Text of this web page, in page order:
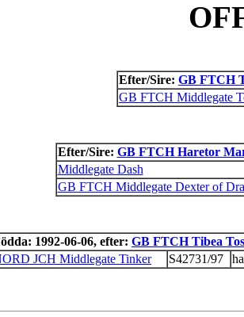
Efter/Sire: GB FTCH
GB FTCH Middlegate
Efter/Sire: GB FTCH Haretor
Middlegate Dash
GB FTCH Middlegate Dexter of
1992-06-06, efter: GB FTCH Tibea
JCH Middlegate Tinker
S42731/97